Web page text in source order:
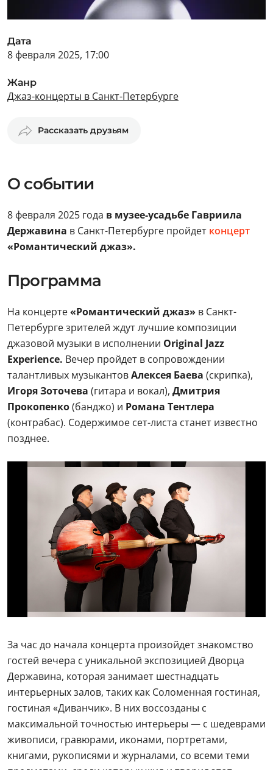
Дата
8 февраля 2025, 17:00
Жанр
Джаз-концерты в Санкт-Петербурге
Рассказать друзьям
О событии
8 февраля 2025 года в музее-усадьбе Гавриила
Державина в Санкт-Петербурге пройдет концерт
«Романтический джаз».
Программа
На концерте«Романтический джаз» в Санкт-
Петербурге зрителей ждут лучшие композиции
джазовой музыки в исполнении Original Jazz
Experience. Вечер пройдет в сопровождении
талантливых музыкантовАлексея Баева (скрипка),
Игоря Зоточева (гитара и вокал), Дмитрия
Прокопенко(банджо) и Романа Тентлера
(контрабас). Содержимое сет-листа станет известно
позднее.
За час до начала концерта произойдет знакомство
гостей вечера с уникальной экспозицией Дворца
Державина, которая занимает шестнадцать
интерьерных залов, таких как Соломенная гостиная,
гостиная «Диванчик». В них воссозданы с
максимальной точностью интерьеры — с шедеврами
живописи, гравюрами, иконами, портретами,
книгами, рукописями и журналами, со всеми теми